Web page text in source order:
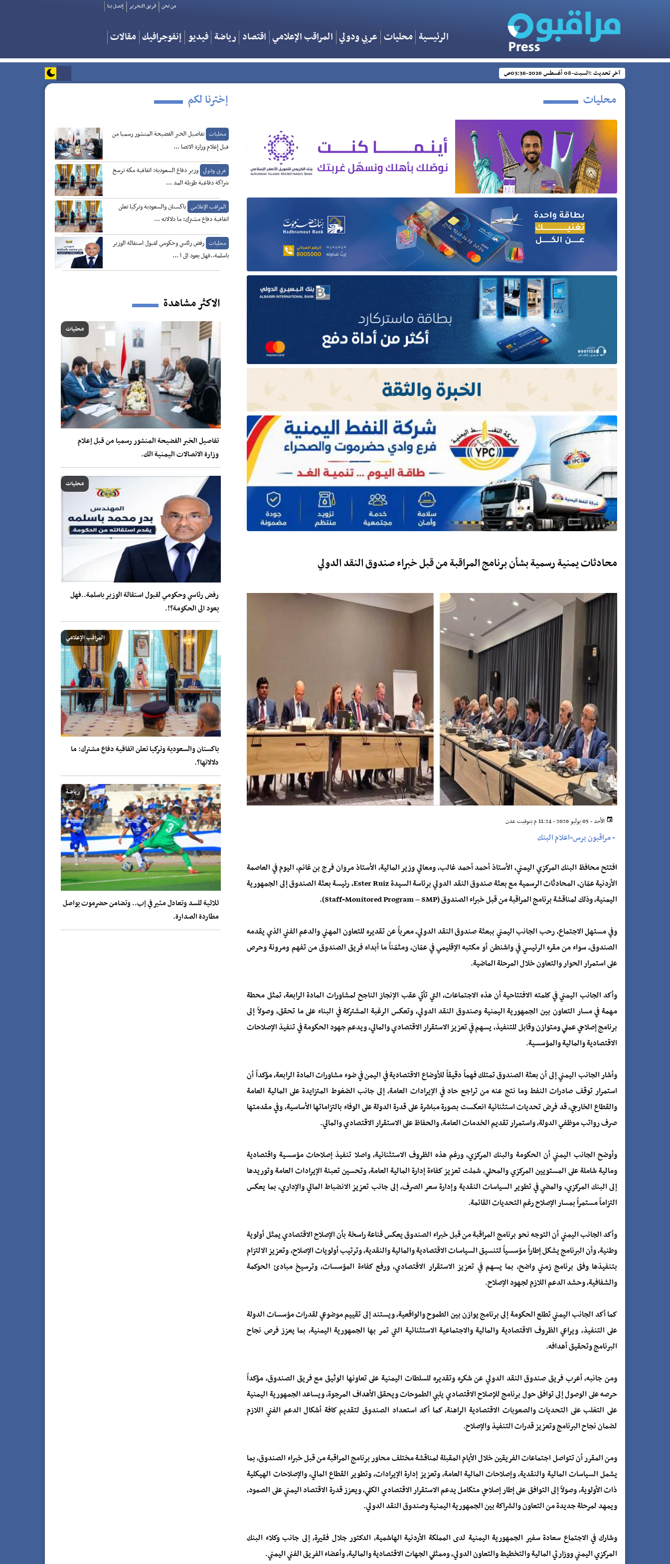
من نحن فريق التحرير إتصل بنا
الرئيسية محليات عربي ودولي المراقب الإعلامي اقتصاد رياضة فيديو إنفوجرافيك مقالات
آخر تحديث :السبت-08 أغسطس 2026-03:36ص
محليات
محادثات يمنية رسمية بشأن برنامج المراقبة من قبل خبراء صندوق النقد الدولي
الأحد - 05 يوليو 2026 - 11:24 م بتوقيت عدن
-مراقبون برس-اعلام البنك
افتتح محافظ البنك المركزي اليمني، الأستاذ أحمد أحمد غالب، ومعالي وزير المالية، الأستاذ مروان فرج بن غانم، اليوم في العاصمة
الأردنية عمّان، المحادثات الرسمية مع بعثة صندوق النقد الدولي برئاسة السيدة Ester Ruiz، رئيسة بعثة الصندوق إلى الجمهورية
اليمنية، وذلك لمناقشة برنامج المراقبة من قبل خبراء الصندوق (Staff-Monitored Program – SMP).
وفي مستهل الاجتماع، رحب الجانب اليمني ببعثة صندوق النقد الدولي، معرباً عن تقديره للتعاون المهني والدعم الفني الذي يقدمه
الصندوق، سواء من مقره الرئيسي في واشنطن أو مكتبه الإقليمي في عمّان، ومثمّناً ما أبداه فريق الصندوق من تفهم ومرونة وحرص
على استمرار الحوار والتعاون خلال المرحلة الماضية.
وأكد الجانب اليمني في كلمته الافتتاحية أن هذه الاجتماعات، التي تأتي عقب الإنجاز الناجح لمشاورات المادة الرابعة، تمثل محطة
مهمة في مسار التعاون بين الجمهورية اليمنية وصندوق النقد الدولي، وتعكس الرغبة المشتركة في البناء على ما تحقق، وصولاً إلى
برنامج إصلاحي عملي ومتوازن وقابل للتنفيذ، يسهم في تعزيز الاستقرار الاقتصادي والمالي، ويدعم جهود الحكومة في تنفيذ الإصلاحات
الاقتصادية والمالية والمؤسسية.
وأشار الجانب اليمني إلى أن بعثة الصندوق تمتلك فهماً دقيقاً للأوضاع الاقتصادية في اليمن في ضوء مشاورات المادة الرابعة، مؤكداً أن
استمرار توقف صادرات النفط وما نتج عنه من تراجع حاد في الإيرادات العامة، إلى جانب الضغوط المتزايدة على المالية العامة
والقطاع الخارجي، قد فرض تحديات استثنائية انعكست بصورة مباشرة على قدرة الدولة على الوفاء بالتزاماتها الأساسية، وفي مقدمتها
صرف رواتب موظفي الدولة، واستمرار تقديم الخدمات العامة، والحفاظ على الاستقرار الاقتصادي والمالي.
وأوضح الجانب اليمني أن الحكومة والبنك المركزي، ورغم هذه الظروف الاستثنائية، واصلا تنفيذ إصلاحات مؤسسية واقتصادية
ومالية شاملة على المستويين المركزي والمحلي، شملت تعزيز كفاءة إدارة المالية العامة، وتحسين تعبئة الإيرادات العامة وتوريدها
إلى البنك المركزي، والمضي في تطوير السياسات النقدية وإدارة سعر الصرف، إلى جانب تعزيز الانضباط المالي والإداري، بما يعكس
التزاماً مستمراً بمسار الإصلاح رغم التحديات القائمة.
وأكد الجانب اليمني أن التوجه نحو برنامج المراقبة من قبل خبراء الصندوق يعكس قناعة راسخة بأن الإصلاح الاقتصادي يمثل أولوية
وطنية، وأن البرنامج يشكل إطاراً مؤسسياً لتنسيق السياسات الاقتصادية والمالية والنقدية، وترتيب أولويات الإصلاح، وتعزيز الالتزام
بتنفيذها وفق برنامج زمني واضح، بما يسهم في تعزيز الاستقرار الاقتصادي، ورفع كفاءة المؤسسات، وترسيخ مبادئ الحوكمة
والشفافية، وحشد الدعم اللازم لجهود الإصلاح.
كما أكد الجانب اليمني تطلع الحكومة إلى برنامج يوازن بين الطموح والواقعية، ويستند إلى تقييم موضوعي لقدرات مؤسسات الدولة
على التنفيذ، ويراعي الظروف الاقتصادية والمالية والاجتماعية الاستثنائية التي تمر بها الجمهورية اليمنية، بما يعزز فرص نجاح
البرنامج وتحقيق أهدافه.
ومن جانبه، أعرب فريق صندوق النقد الدولي عن شكره وتقديره للسلطات اليمنية على تعاونها الوثيق مع فريق الصندوق، مؤكداً
حرصه على الوصول إلى توافق حول برنامج للإصلاح الاقتصادي يلبي الطموحات ويحقق الأهداف المرجوة، ويساعد الجمهورية اليمنية
على التغلب على التحديات والصعوبات الاقتصادية الراهنة، كما أكد استعداد الصندوق لتقديم كافة أشكال الدعم الفني اللازم
لضمان نجاح البرنامج وتعزيز قدرات التنفيذ والإصلاح.
ومن المقرر أن تتواصل اجتماعات الفريقين خلال الأيام المقبلة لمناقشة مختلف محاور برنامج المراقبة من قبل خبراء الصندوق، بما
يشمل السياسات المالية والنقدية، وإصلاحات المالية العامة، وتعزيز إدارة الإيرادات، وتطوير القطاع المالي، والإصلاحات الهيكلية
ذات الأولوية، وصولاً إلى التوافق على إطار إصلاحي متكامل يدعم الاستقرار الاقتصادي الكلي، ويعزز قدرة الاقتصاد اليمني على الصمود،
ويمهد لمرحلة جديدة من التعاون والشراكة بين الجمهورية اليمنية وصندوق النقد الدولي.
وشارك في الاجتماع سعادة سفير الجمهورية اليمنية لدى المملكة الأردنية الهاشمية، الدكتور جلال فقيرة، إلى جانب وكلاء البنك
المركزي اليمني ووزارتي المالية والتخطيط والتعاون الدولي، وممثلي الجهات الاقتصادية والمالية، وأعضاء الفريق الفني اليمني.
إخترنا لكم
محليات تفاصيل الخبر الفضيحة المنشور رسميا من
قبل إعلام وزارة الاتصا ...
عربي ودولي وزير دفاع السعودية: اتفاقية مكة ترسخ
شراكة دفاعية طويلة المد ...
المراقب الإعلامي باكستان والسعودية وتركيا تعلن
اتفاقية دفاع مشترك: ما دلالاته ...
محليات رفض رئاسي وحكومي لقبول استقالة الوزير
باسلمة..فهل يعود الى ا ...
الاكثر مشاهدة
محليات
تفاصيل الخبر الفضيحة المنشور رسميا من قبل إعلام
وزارة الاتصالات اليمنية الك.
محليات
رفض رئاسي وحكومي لقبول استقالة الوزير باسلمة..فهل
يعود الى الحكومة؟!.
المراقب الإعلامي
باكستان والسعودية وتركيا تعلن اتفاقية دفاع مشترك: ما
دلالاتها؟.
رياضة
ثلاثية للسد وتعادل مثير في إب.. وتضامن حضرموت يواصل
مطاردة الصدارة.